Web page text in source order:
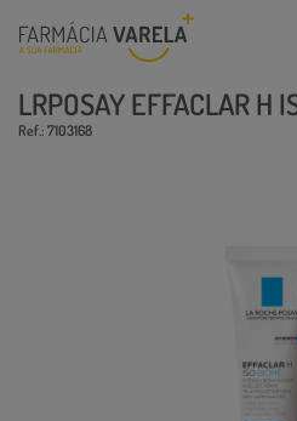
LRPOSAY EFFACLAR H
Ref.: 7103168